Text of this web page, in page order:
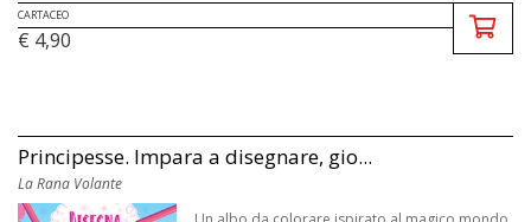
CARTACEO
€ 4,90
Principesse. Impara a disegnare, gio...
La Rana Volante